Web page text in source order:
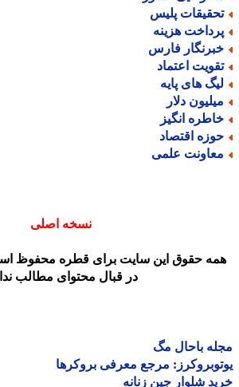
پلیس
هزینه
فارس
اعتماد
های پایه
دلار
انگیز
اقتصاد
علمی
نسخه اصلی
حقوق این سایت برای قطره محفوظ است.
در قبال محتوای مطالب ندارد.
باحال مگ
مرجع معرفی بروکرها
شلوار جین زنانه